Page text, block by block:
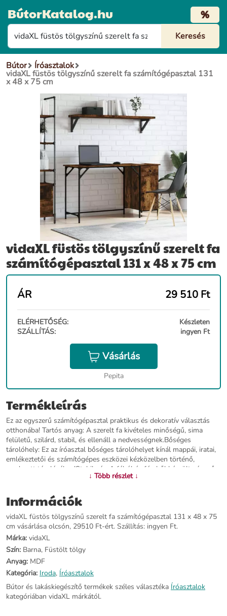
BútorKatalog.hu %
Bútor Íróasztalok
vidaXL füstös tölgyszínű szerelt fa számítógépasztal 131
x 48 x 75 cm
vidaXL füstös tölgyszínű szerelt fa
számítógépasztal 131 x 48 x 75 cm
ÁR 29 510 Ft
ELÉRHETŐSÉG:
Készleten
SZÁLLÍTÁS:
ingyen Ft
Vásárlás
Pepita
Termékleírás
Ez az egyszerű számítógépasztal praktikus és dekoratív választás
otthonába! Tartós anyag: A szerelt fa kivételes minőségű, sima
felületű, szilárd, stabil, és ellenáll a nedvességnek.Bőséges
tárolóhely: Ez az íróasztal bőséges tárolóhelyet kínál mappái, iratai,
emlékeztetői és számítógépes eszközei kézközelben történő,
rendezett tárolásához!Stabil váz: A fából és fémből készült váz erős
szerkezetet és stabilitást biztosít.Könnyen tisztítható felület: Az
felborulás elkerülése érdekében ezt a terméket a mellékelt fali
rögzítőeszközzel kell használni.Színe: füstös tölgyAnyaga: szerelt fa,
fémMérete: 131 x 48 x 75 cm (Szé x Mé x Ma)Összeszerelést
igényel: igenLegal Documents: Itt további részleteket találhat arról,
hogyan akadályozza meg a bútorok felborulását
További információ>>
↓ Több részlet ↓
Információk
vidaXL füstös tölgyszínű szerelt fa számítógépasztal 131 x 48 x 75
cm vásárlása olcsón, 29510 Ft-ért. Szállítás: ingyen Ft.
Márka: vidaXL
Szín: Barna, Füstölt tölgy
Anyag: MDF
Kategória: Iroda, Íróasztalok
Bútor és lakáskiegészítő termékek széles választéka Íróasztalok
kategóriában vidaXL márkától.